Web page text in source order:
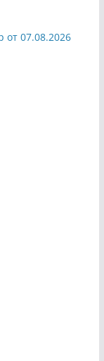
от 07.08.2026